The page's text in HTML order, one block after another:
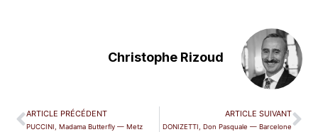
Christophe Rizoud
ARTICLE PRÉCÉDENT
PUCCINI, Madama Butterfly — Metz
ARTICLE SUIVANT
DONIZETTI, Don Pasquale — Barcelone